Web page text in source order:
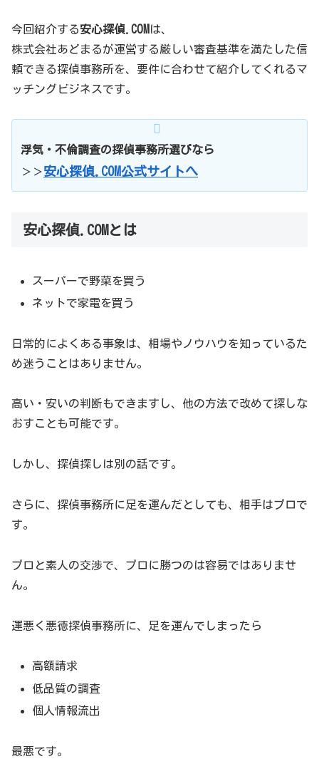
今回紹介する安心探偵.COM は、
株式会社あどまるが運営する厳しい審査基準を満たした信
頼できる探偵事務所を、要件に合わせて紹介してくれるマ
ッチングビジネスです。
浮気・不倫調査の探偵事務所選びなら
＞＞安心探偵.COM公式サイトへ
安心探偵.COMとは
スーパーで野菜を買う
ネットで家電を買う
日常的によくある事象は、相場やノウハウを知っているた
め迷うことはありません。
高い・安いの判断もできますし、他の方法で改めて探しな
おすことも可能です。
しかし、探偵探しは別の話です。
さらに、探偵事務所に足を運んだとしても、相手はプロで
す。
プロと素人の交渉で、プロに勝つのは容易ではありませ
ん。
運悪く悪徳探偵事務所に、足を運んでしまったら
高額請求
低品質の調査
個人情報流出
最悪です。